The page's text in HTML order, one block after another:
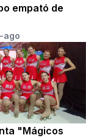
empató de
ago
"Mágicos